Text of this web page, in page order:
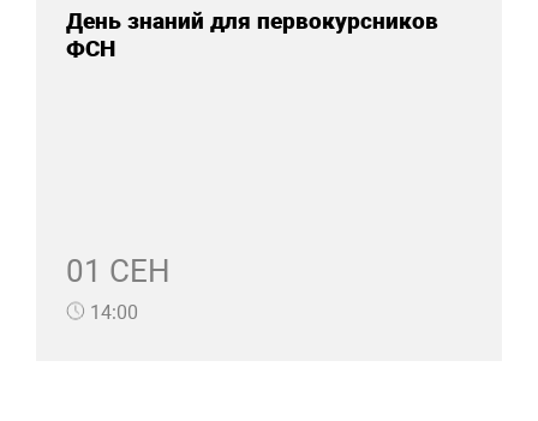
День знаний для первокурсников
ФСН
01 СЕН
14:00